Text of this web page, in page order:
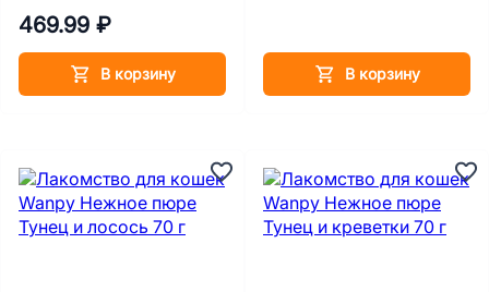
469.99 ₽
В корзину В корзину